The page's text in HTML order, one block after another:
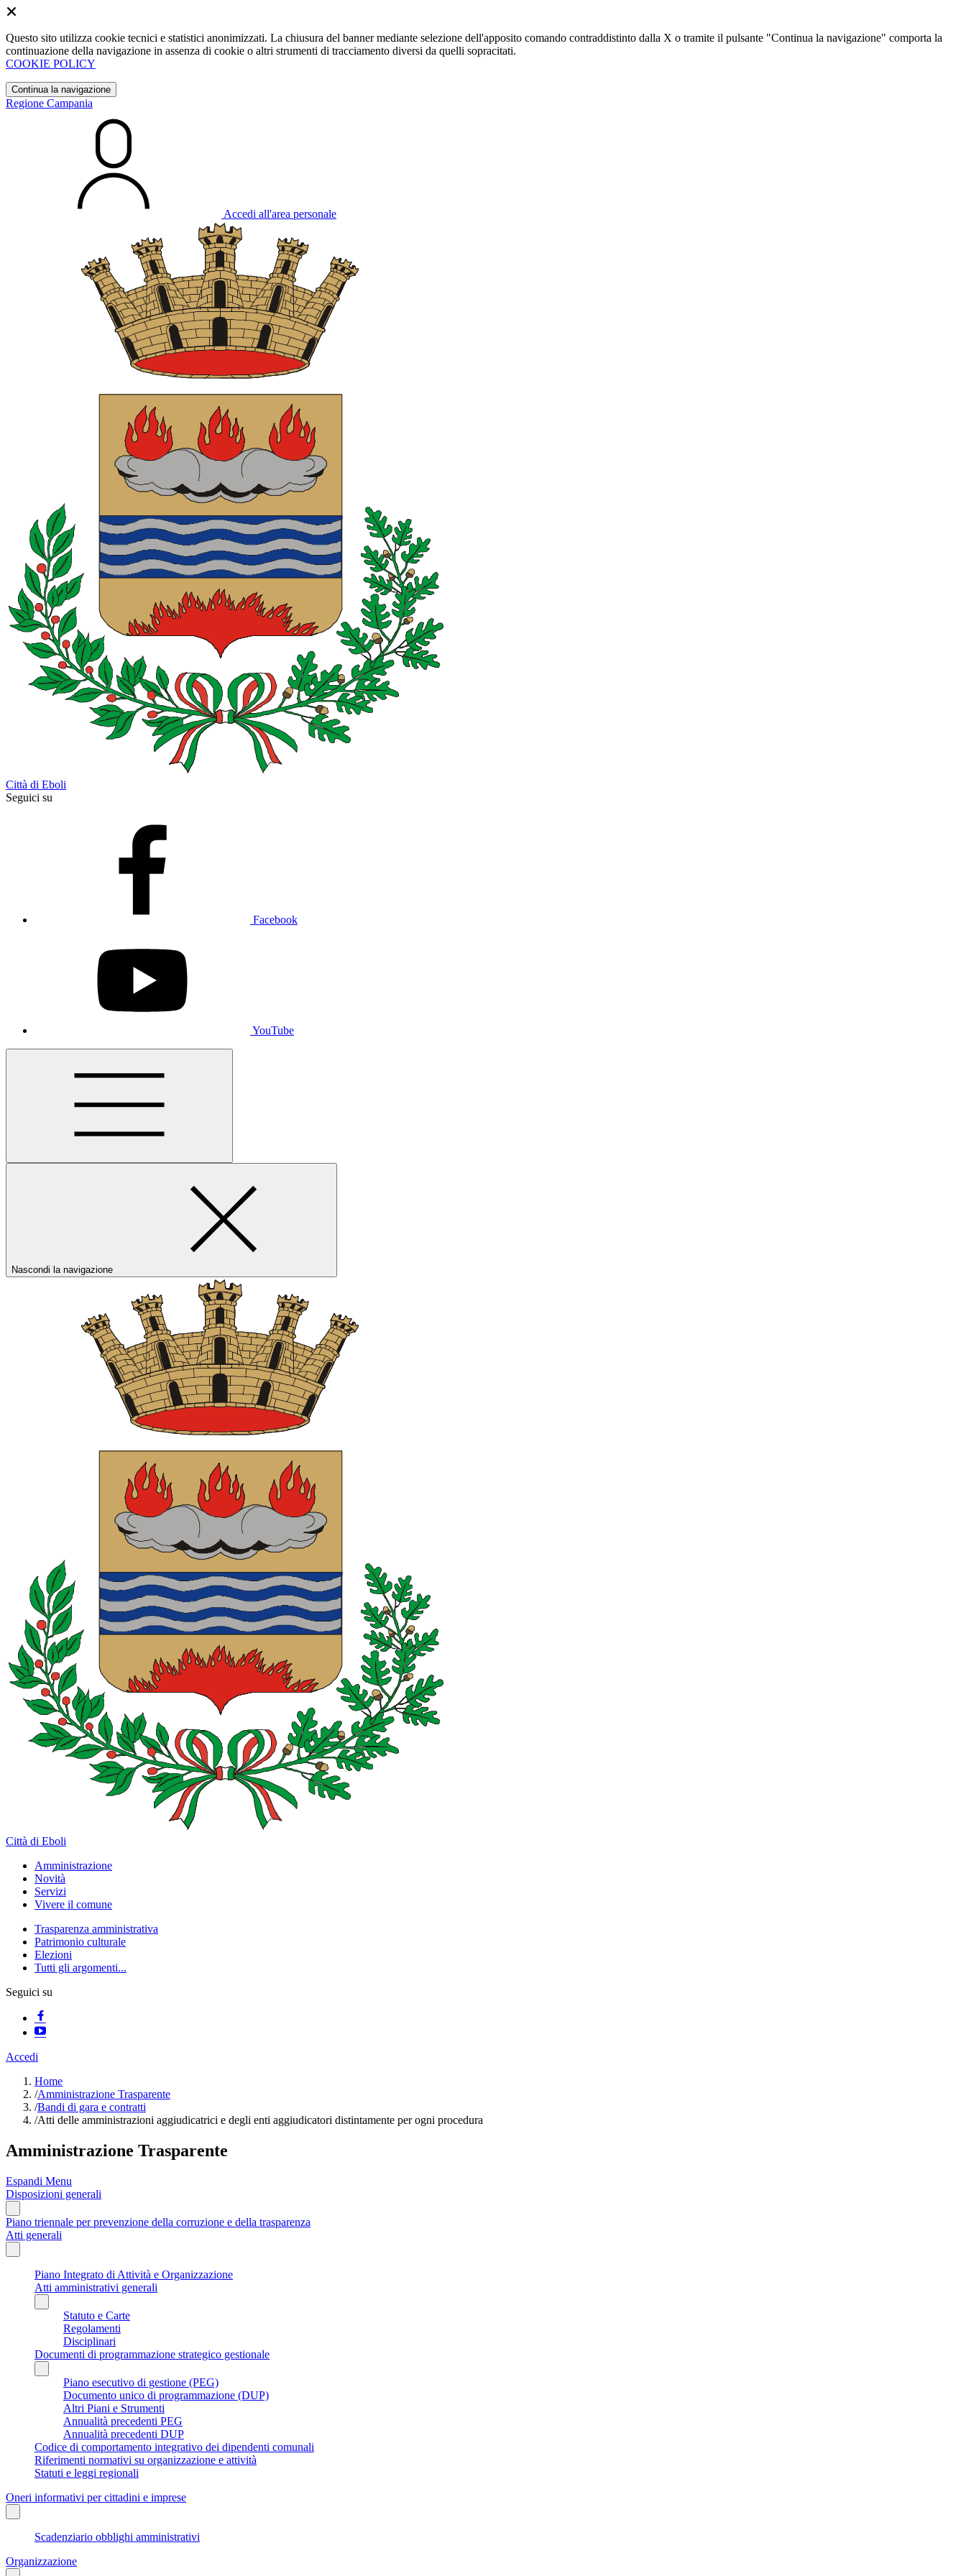
Questo sito utilizza cookie tecnici e statistici anonimizzati. La chiusura del banner mediante selezione dell'apposito comando contraddistinto dalla X o tramite il pulsante "Continua la navigazione" comporta la
continuazione della navigazione in assenza di cookie o altri strumenti di tracciamento diversi da quelli sopracitati.
COOKIE POLICY
Continua la navigazione
Regione Campania
Accedi all'area personale
Città di Eboli
Seguici su
Facebook
YouTube
Nascondi la navigazione
Città di Eboli
Amministrazione
Novità
Servizi
Vivere il comune
Trasparenza amministrativa
Patrimonio culturale
Elezioni
Tutti gli argomenti...
Seguici su
Accedi
Home
/Amministrazione Trasparente
/Bandi di gara e contratti
/Atti delle amministrazioni aggiudicatrici e degli enti aggiudicatori distintamente per ogni procedura
Amministrazione Trasparente
Espandi Menu
Disposizioni generali
Piano triennale per prevenzione della corruzione e della trasparenza
Atti generali
Piano Integrato di Attività e Organizzazione
Atti amministrativi generali
Statuto e Carte
Regolamenti
Disciplinari
Documenti di programmazione strategico gestionale
Piano esecutivo di gestione (PEG)
Documento unico di programmazione (DUP)
Altri Piani e Strumenti
Annualità precedenti PEG
Annualità precedenti DUP
Codice di comportamento integrativo dei dipendenti comunali
Riferimenti normativi su organizzazione e attività
Statuti e leggi regionali
Oneri informativi per cittadini e imprese
Scadenziario obblighi amministrativi
Organizzazione